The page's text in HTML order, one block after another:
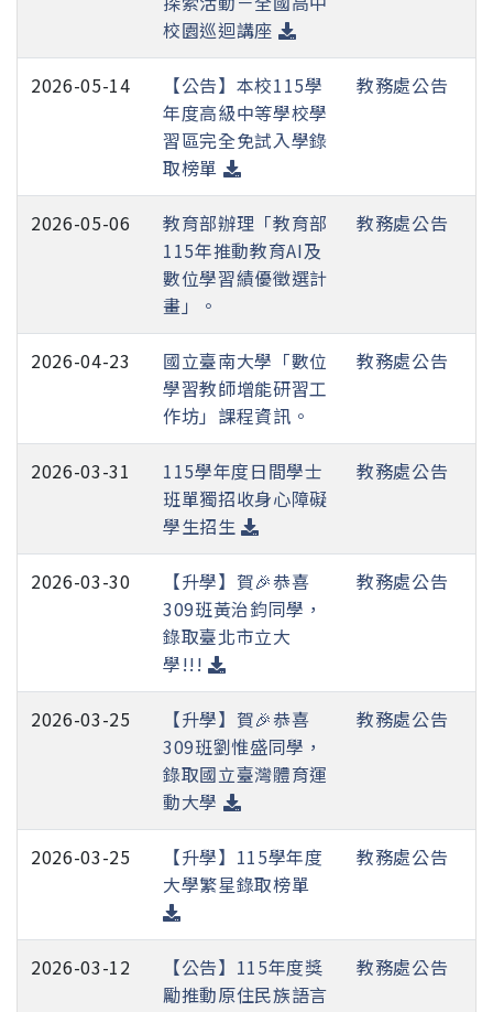
校園巡迴講座
2026-05-14
【公告】本校115學
年度高級中等學校學
習區完全免試入學錄
取榜單
教務處公告
2026-05-06
教育部辦理「教育部
115年推動教育AI及
數位學習績優徵選計
畫」。
教務處公告
2026-04-23
國立臺南大學「數位
學習教師增能研習工
作坊」課程資訊。
教務處公告
2026-03-31
115學年度日間學士
班單獨招收身心障礙
學生招生
教務處公告
2026-03-30
【升學】賀🎉恭喜
309班黃治鈞同學，
錄取臺北市立大
學!!!
教務處公告
2026-03-25
【升學】賀🎉恭喜
309班劉惟盛同學，
錄取國立臺灣體育運
動大學
教務處公告
2026-03-25
【升學】115學年度
大學繁星錄取榜單
教務處公告
2026-03-12
【公告】115年度獎
勵推動原住民族語言
教務處公告